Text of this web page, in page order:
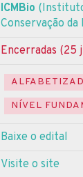
ICMBio
Conservação da
Encerradas (25
NÍVEL
Baixe o edital
Visite o site